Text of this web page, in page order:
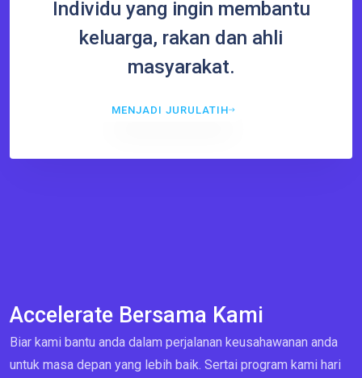
Individu yang ingin membantu
keluarga, rakan dan ahli
masyarakat.
MENJADI JURULATIH
Accelerate Bersama Kami
Biar kami bantu anda dalam perjalanan keusahawanan anda
untuk masa depan yang lebih baik. Sertai program kami hari